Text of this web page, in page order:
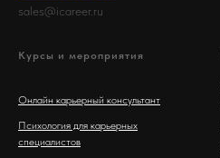
sales@icareer.ru
Курсы и мероприятия
Онлайн карьерный консультант
Психология для карьерных
специалистов